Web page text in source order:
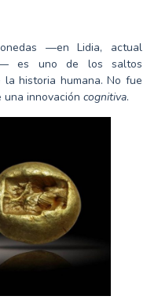
—en Lidia, actual
es uno de los saltos
la historia humana. No fue
una innovación cognitiva.